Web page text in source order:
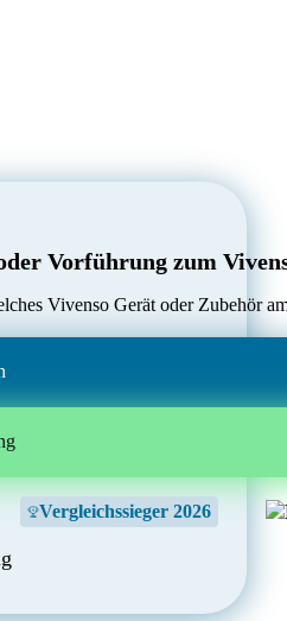
Vorführung zum
Vivenso Gerät oder Zubehör
Vergleichssieger 2026